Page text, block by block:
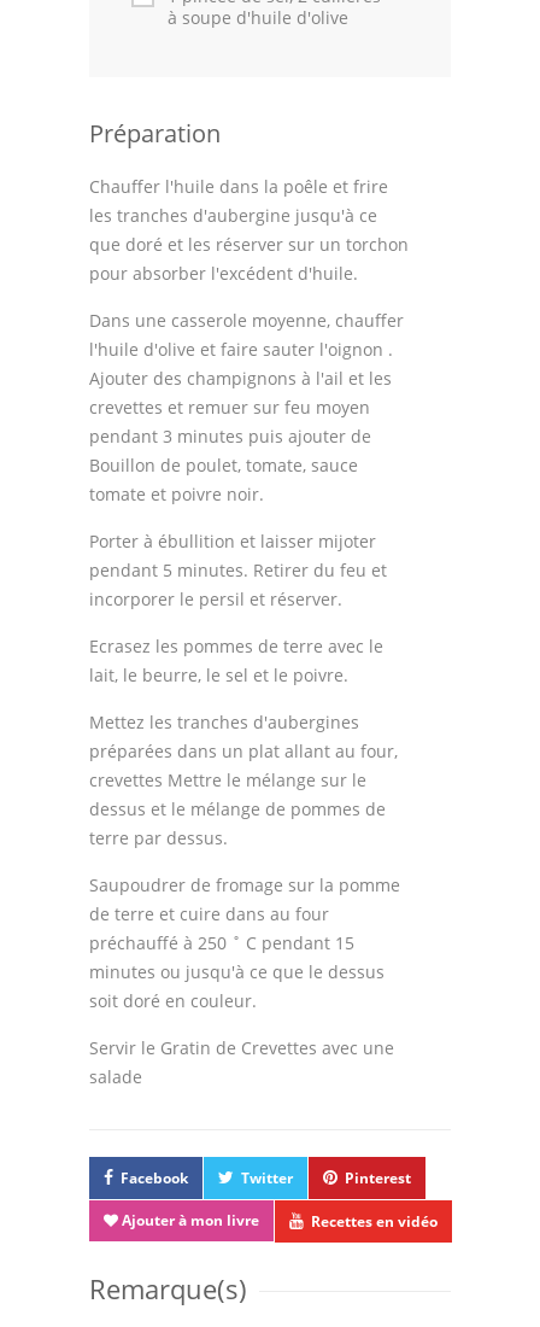
à soupe d'huile d'olive
Préparation
Chauffer l'huile dans la poêle et frire
les tranches d'aubergine jusqu'à ce
que doré et les réserver sur un torchon
pour absorber l'excédent d'huile.
Dans une casserole moyenne, chauffer
l'huile d'olive et faire sauter l'oignon .
Ajouter des champignons à l'ail et les
crevettes et remuer sur feu moyen
pendant 3 minutes puis ajouter de
Bouillon de poulet, tomate, sauce
tomate et poivre noir.
Porter à ébullition et laisser mijoter
pendant 5 minutes. Retirer du feu et
incorporer le persil et réserver.
Ecrasez les pommes de terre avec le
lait, le beurre, le sel et le poivre.
Mettez les tranches d'aubergines
préparées dans un plat allant au four,
crevettes Mettre le mélange sur le
dessus et le mélange de pommes de
terre par dessus.
Saupoudrer de fromage sur la pomme
de terre et cuire dans au four
préchauffé à 250 ˚ C pendant 15
minutes ou jusqu'à ce que le dessus
soit doré en couleur.
Servir le Gratin de Crevettes avec une
salade
Facebook Twitter Pinterest
Ajouter à mon livre Recettes en vidéo
Remarque(s)